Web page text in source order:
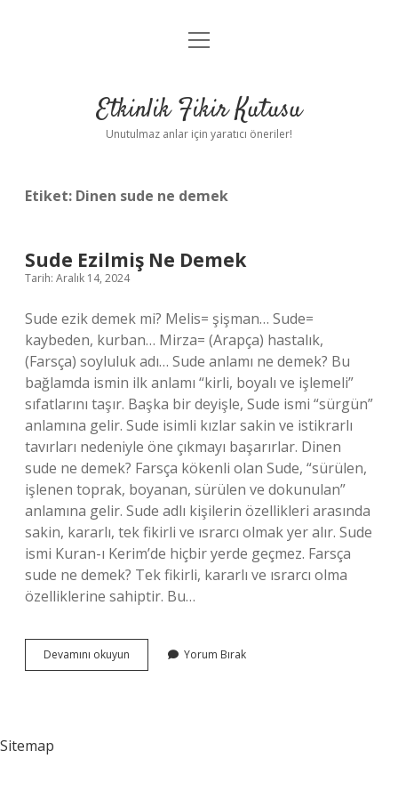
Anasayfa
Yasal Uyarı
menüyü
Etkinlik Fikir Kutusu
Unutulmaz anlar için yaratıcı öneriler!
Etiket: Dinen sude ne demek
Sude Ezilmiş Ne Demek
Tarih: Aralık 14, 2024
Sude ezik demek mi? Melis= şişman… Sude=
kaybeden, kurban… Mirza= (Arapça) hastalık,
(Farsça) soyluluk adı… Sude anlamı ne demek? Bu
bağlamda ismin ilk anlamı “kirli, boyalı ve işlemeli”
sıfatlarını taşır. Başka bir deyişle, Sude ismi “sürgün”
anlamına gelir. Sude isimli kızlar sakin ve istikrarlı
tavırları nedeniyle öne çıkmayı başarırlar. Dinen
sude ne demek? Farsça kökenli olan Sude, “sürülen,
işlenen toprak, boyanan, sürülen ve dokunulan”
anlamına gelir. Sude adlı kişilerin özellikleri arasında
sakin, kararlı, tek fikirli ve ısrarcı olmak yer alır. Sude
ismi Kuran-ı Kerim’de hiçbir yerde geçmez. Farsça
sude ne demek? Tek fikirli, kararlı ve ısrarcı olma
özelliklerine sahiptir. Bu…
Devamını okuyun
Ezilmiş
Yorum Bırak
Sitemap